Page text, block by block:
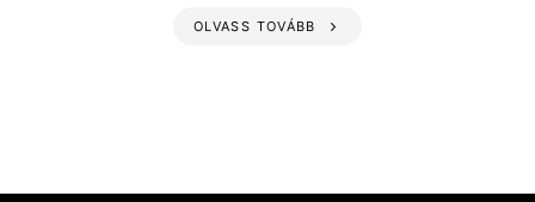
OLVASS TOVÁBB